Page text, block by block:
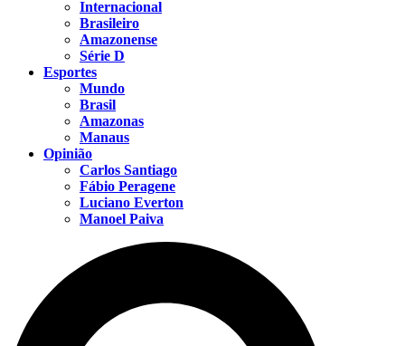
Internacional
Brasileiro
Amazonense
Série D
Esportes
Mundo
Brasil
Amazonas
Manaus
Opinião
Carlos Santiago
Fábio Peragene
Luciano Everton
Manoel Paiva